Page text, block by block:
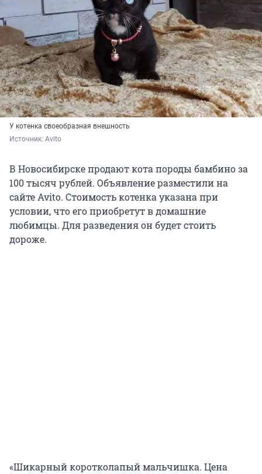
У котенка своеобразная внешность
Источник: Avito
В Новосибирске продают кота породы бамбино за
100 тысяч рублей. Объявление разместили на
сайте Avito. Стоимость котенка указана при
условии, что его приобретут в домашние
любимцы. Для разведения он будет стоить
дороже.
«Шикарный коротколапый мальчишка. Цена